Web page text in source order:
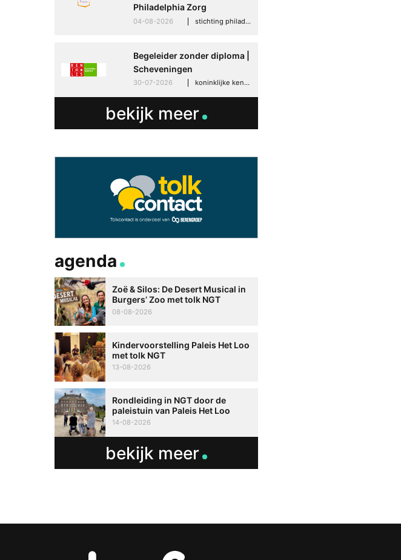
Philadelphia Zorg
04-08-2026 stichting philadelphia zorg, den haag
Begeleider zonder diploma |
Scheveningen
30-07-2026 koninklijke kentalis, scheveningen
bekijk meer
agenda
Zoë & Silos: De Desert Musical in
Burgers’ Zoo met tolk NGT
08-08-2026
Kindervoorstelling Paleis Het Loo
met tolk NGT
13-08-2026
Rondleiding in NGT door de
paleistuin van Paleis Het Loo
14-08-2026
bekijk meer